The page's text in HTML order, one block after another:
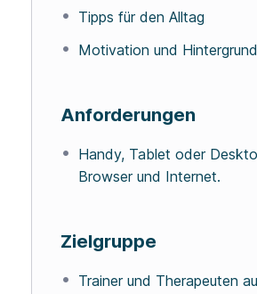
Tipps für den Alltag
Motivation und
Anforderungen
Handy, Tablet oder
Browser und Internet.
Zielgruppe
Trainer und Therapeuten